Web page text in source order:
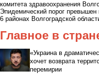
комитета здравоохранения
Эпидемический порог
6 районах Волгоградской
Главное в
«Украина в
хочет возврата
перемирии